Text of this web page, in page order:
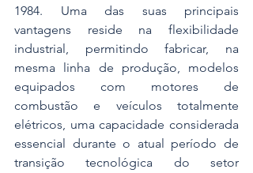
1984. Uma das suas principais
vantagens reside na flexibilidade
industrial, permitindo fabricar, na
mesma linha de produção, modelos
equipados com motores de
combustão e veículos totalmente
elétricos, uma capacidade considerada
essencial durante o atual período de
transição tecnológica do setor